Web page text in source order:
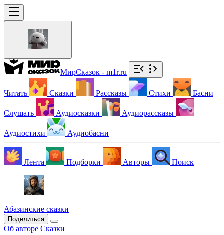
МирСказок - m1r.ru
Читать Сказки Рассказы Стихи Басни
Слушать Аудиосказки Аудиорассказы
Аудиостихи Аудиобасни
Лента Подборки Авторы Поиск
Абазинские сказки
Поделиться
Об авторе Сказки